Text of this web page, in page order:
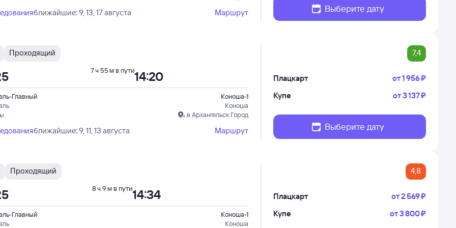
ближайшие: 9, 13, 17 августа Маршрут Выберите дату
Проходящий 7,4
Главный
Коноша-1
Коноша
в Архангельск Город
14:20
7 ч 55 м в пути
ближайшие: 9, 11, 13 августа Маршрут
Плацкарт от1 ⁠956 ⁠₽
Купе
от3 ⁠137 ⁠₽
Выберите дату
Проходящий 4,8
Главный
Коноша-1
Коноша
14:34
8 ч 9 м в пути
Плацкарт от2 ⁠569 ⁠₽
Купе
от3 ⁠800 ⁠₽